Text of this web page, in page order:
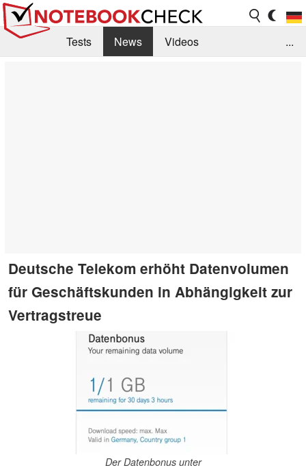
Tests News
Videos
...
Deutsche Telekom erhöht Datenvolumen
für Geschäftskunden in Abhängigkeit zur
Vertragstreue
Der Datenbonus unter